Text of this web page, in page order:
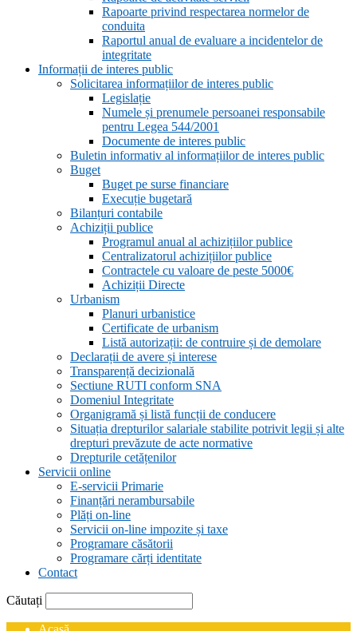
Rapoarte privind respectarea normelor de
conduita
Raportul anual de evaluare a incidentelor de
integritate
Informații de interes public
Solicitarea informațiilor de interes public
Legislație
Numele și prenumele persoanei responsabile
pentru Legea 544/2001
Documente de interes public
Buletin informativ al informațiilor de interes public
Buget
Buget pe surse financiare
Execuție bugetară
Bilanțuri contabile
Achiziții publice
Programul anual al achizițiilor publice
Centralizatorul achizițiilor publice
Contractele cu valoare de peste 5000€
Achiziții Directe
Urbanism
Planuri urbanistice
Certificate de urbanism
Listă autorizații: de contruire și de demolare
Declarații de avere și interese
Transparență decizională
Sectiune RUTI conform SNA
Domeniul Integritate
Organigramă și listă funcții de conducere
Situația drepturilor salariale stabilite potrivit legii și alte
drepturi prevăzute de acte normative
Drepturile cetățenilor
Servicii online
E-servicii Primarie
Finanțări nerambursabile
Plăți on-line
Servicii on-line impozite și taxe
Programare căsătorii
Programare cărți identitate
Contact
Căutați